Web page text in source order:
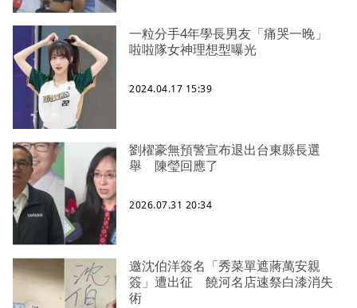
一粒分手4年學長男友「痛哭一晚」
啦啦隊女神理想型曝光
2024.04.17 15:39
劉櫂豪無預警宣布退出台東縣長選
舉 陳瑩回應了
2026.07.31 20:34
邀沈伯洋簽名「秀菜單遮蔣萬安親
簽」遭出征 饒河名店速祭白漆消失
術